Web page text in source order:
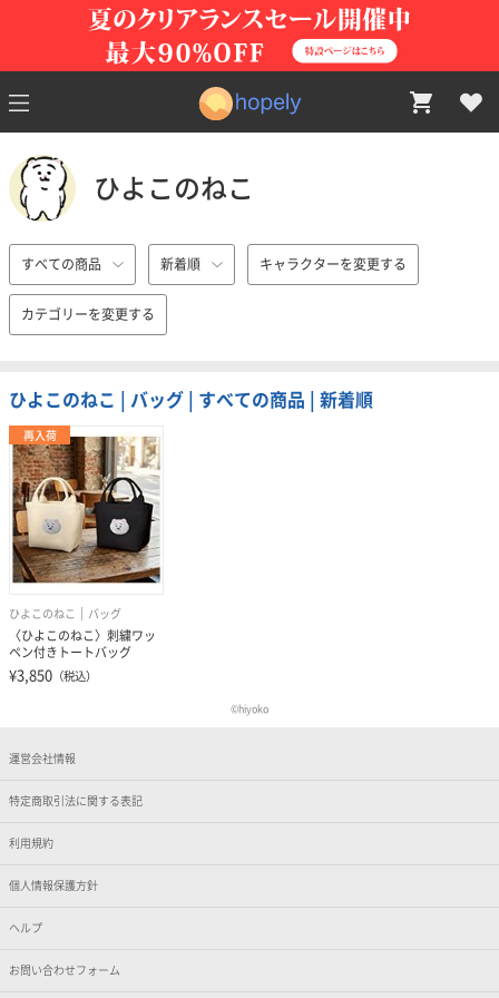
ひよこのねこ
すべての商品 新着順 キャラクターを変更する
カテゴリーを変更する
ひよこのねこ | バッグ | すべての商品 | 新着順
再入荷
ひよこのねこ バッグ
〈ひよこのねこ〉刺繍ワッ
ペン付きトートバッグ
¥3,850 （税込）
©︎hiyoko
運営会社情報
特定商取引法に関する表記
利用規約
個人情報保護方針
ヘルプ
お問い合わせフォーム